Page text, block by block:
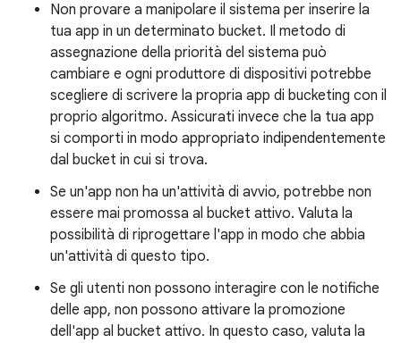
Non provare a manipolare il sistema per inserire la
tua app in un determinato bucket. Il metodo di
assegnazione della priorità del sistema può
cambiare e ogni produttore di dispositivi potrebbe
scegliere di scrivere la propria app di bucketing con il
proprio algoritmo. Assicurati invece che la tua app
si comporti in modo appropriato indipendentemente
dal bucket in cui si trova.
Se un'app non ha un'attività di avvio, potrebbe non
essere mai promossa al bucket attivo. Valuta la
possibilità di riprogettare l'app in modo che abbia
un'attività di questo tipo.
Se gli utenti non possono interagire con le notifiche
delle app, non possono attivare la promozione
dell'app al bucket attivo. In questo caso, valuta la